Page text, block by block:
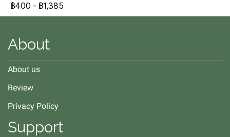
฿400 - ฿1,385
About
About us
Review
Privacy Policy
Support